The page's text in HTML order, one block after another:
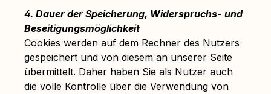
4. Dauer der Speicherung, Widerspruchs- und
Beseitigungsmöglichkeit
Cookies werden auf dem Rechner des Nutzers
gespeichert und von diesem an unserer Seite
übermittelt. Daher haben Sie als Nutzer auch
die volle Kontrolle über die Verwendung von